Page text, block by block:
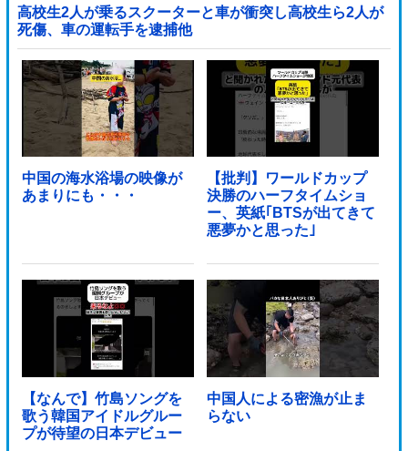
高校生2人が乗るスクーターと車が衝突し高校生ら2人が
死傷、車の運転手を逮捕他
中国の海水浴場の映像が
あまりにも・・・
【批判】ワールドカップ
決勝のハーフタイムショ
ー、英紙｢BTSが出てきて
悪夢かと思った｣
【なんで】竹島ソングを
歌う韓国アイドルグルー
プが待望の日本デビュー
中国人による密漁が止ま
らない